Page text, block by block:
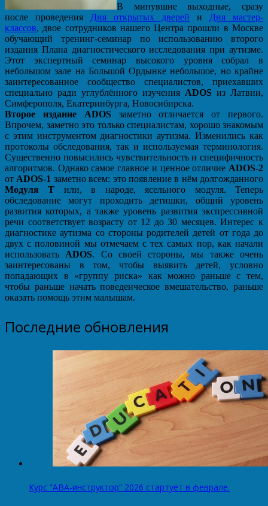
В минувшие выходные, сразу
после проведения
Дня открытых дверей и
Дня мастер-
классов, двое сотрудников нашего Центра прошли в Москве
обучающий тренинг-семинар по использованию второго
издания Плана диагностического исследования при аутизме.
Этот экспертный семинар высокого уровня собрал в
небольшом зале на Большой Ордынке небольшое, но крайне
заинтересованное сообщество специалистов, приехавших
специально ради углублённого изучения ADOS из Латвии,
Симферополя, Екатеринбурга, Новосибирска.
Второе издание ADOSзаметно отличается от первого.
Впрочем, заметно это только специалистам, хорошо знакомым
с этим инструментом диагностики аутизма. Изменились как
протоколы обследования, так и используемая терминология.
Существенно повысились чувствительность и специфичность
алгоритмов. Однако самое главное и ценное отличие ADOS-2
от ADOS-1 заметно всем: это появление в нём долгожданного
Модуля Т или, в народе, ясельного модуля. Теперь
обследование могут проходить детишки, общий уровень
развития которых, а также уровень развития экспрессивной
речи соответствует возрасту от 12 до 30 месяцев. Интерес к
диагностике аутизма со стороны родителей детей от года до
двух с половиной мы отмечаем с тех самых пор, как начали
использовать ADOS. Со своей стороны, мы также очень
заинтересованы в том, чтобы выявить детей, условно
попадающих в «группу риска» как можно раньше с тем,
чтобы раньше начать поведенческое вмешательство, раньше
оказать помощь этим малышам.
Последние обновления
Курс “АВА-инструктор” 2026 стартует в феврале.